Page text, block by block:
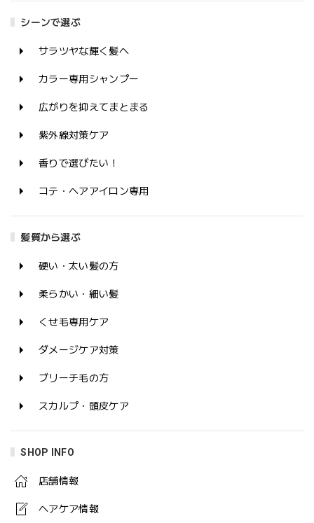
シーンで選ぶ
サラツヤな輝く髪へ
カラー専用シャンプー
広がりを抑えてまとまる
紫外線対策ケア
香りで選びたい！
コテ・ヘアアイロン専用
髪質から選ぶ
硬い・太い髪の方
柔らかい・細い髪
くせ毛専用ケア
ダメージケア対策
ブリーチ毛の方
スカルプ・頭皮ケア
SHOP INFO
店舗情報
ヘアケア情報